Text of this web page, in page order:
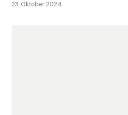
23. Oktober 2024